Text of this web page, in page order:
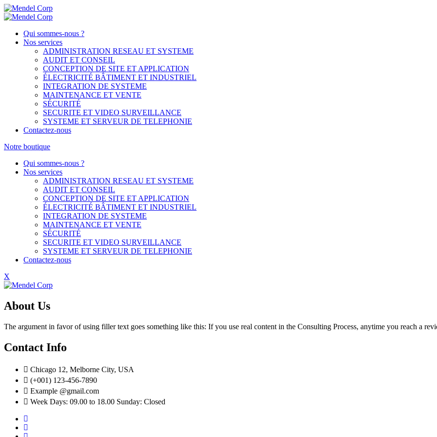
Qui sommes-nous ?
Nos services
ADMINISTRATION RESEAU ET SYSTEME
AUDIT ET CONSEIL
CONCEPTION DE SITE ET APPLICATION
ÉLECTRICITÉ BÂTIMENT ET INDUSTRIEL
INTEGRATION DE SYSTEME
MAINTENANCE ET VENTE
SÉCURITÉ
SECURITE ET VIDEO SURVEILLANCE
SYSTEME ET SERVEUR DE TELEPHONIE
Contactez-nous
Notre boutique
Qui sommes-nous ?
Nos services
ADMINISTRATION RESEAU ET SYSTEME
AUDIT ET CONSEIL
CONCEPTION DE SITE ET APPLICATION
ÉLECTRICITÉ BÂTIMENT ET INDUSTRIEL
INTEGRATION DE SYSTEME
MAINTENANCE ET VENTE
SÉCURITÉ
SECURITE ET VIDEO SURVEILLANCE
SYSTEME ET SERVEUR DE TELEPHONIE
Contactez-nous
X
About Us
The argument in favor of using filler text goes something like this: If you use real content in the Consulting Process, anytime you reach a
Contact Info
Chicago 12, Melborne City, USA
(+001) 123-456-7890
Example @gmail.com
Week Days: 09.00 to 18.00 Sunday: Closed